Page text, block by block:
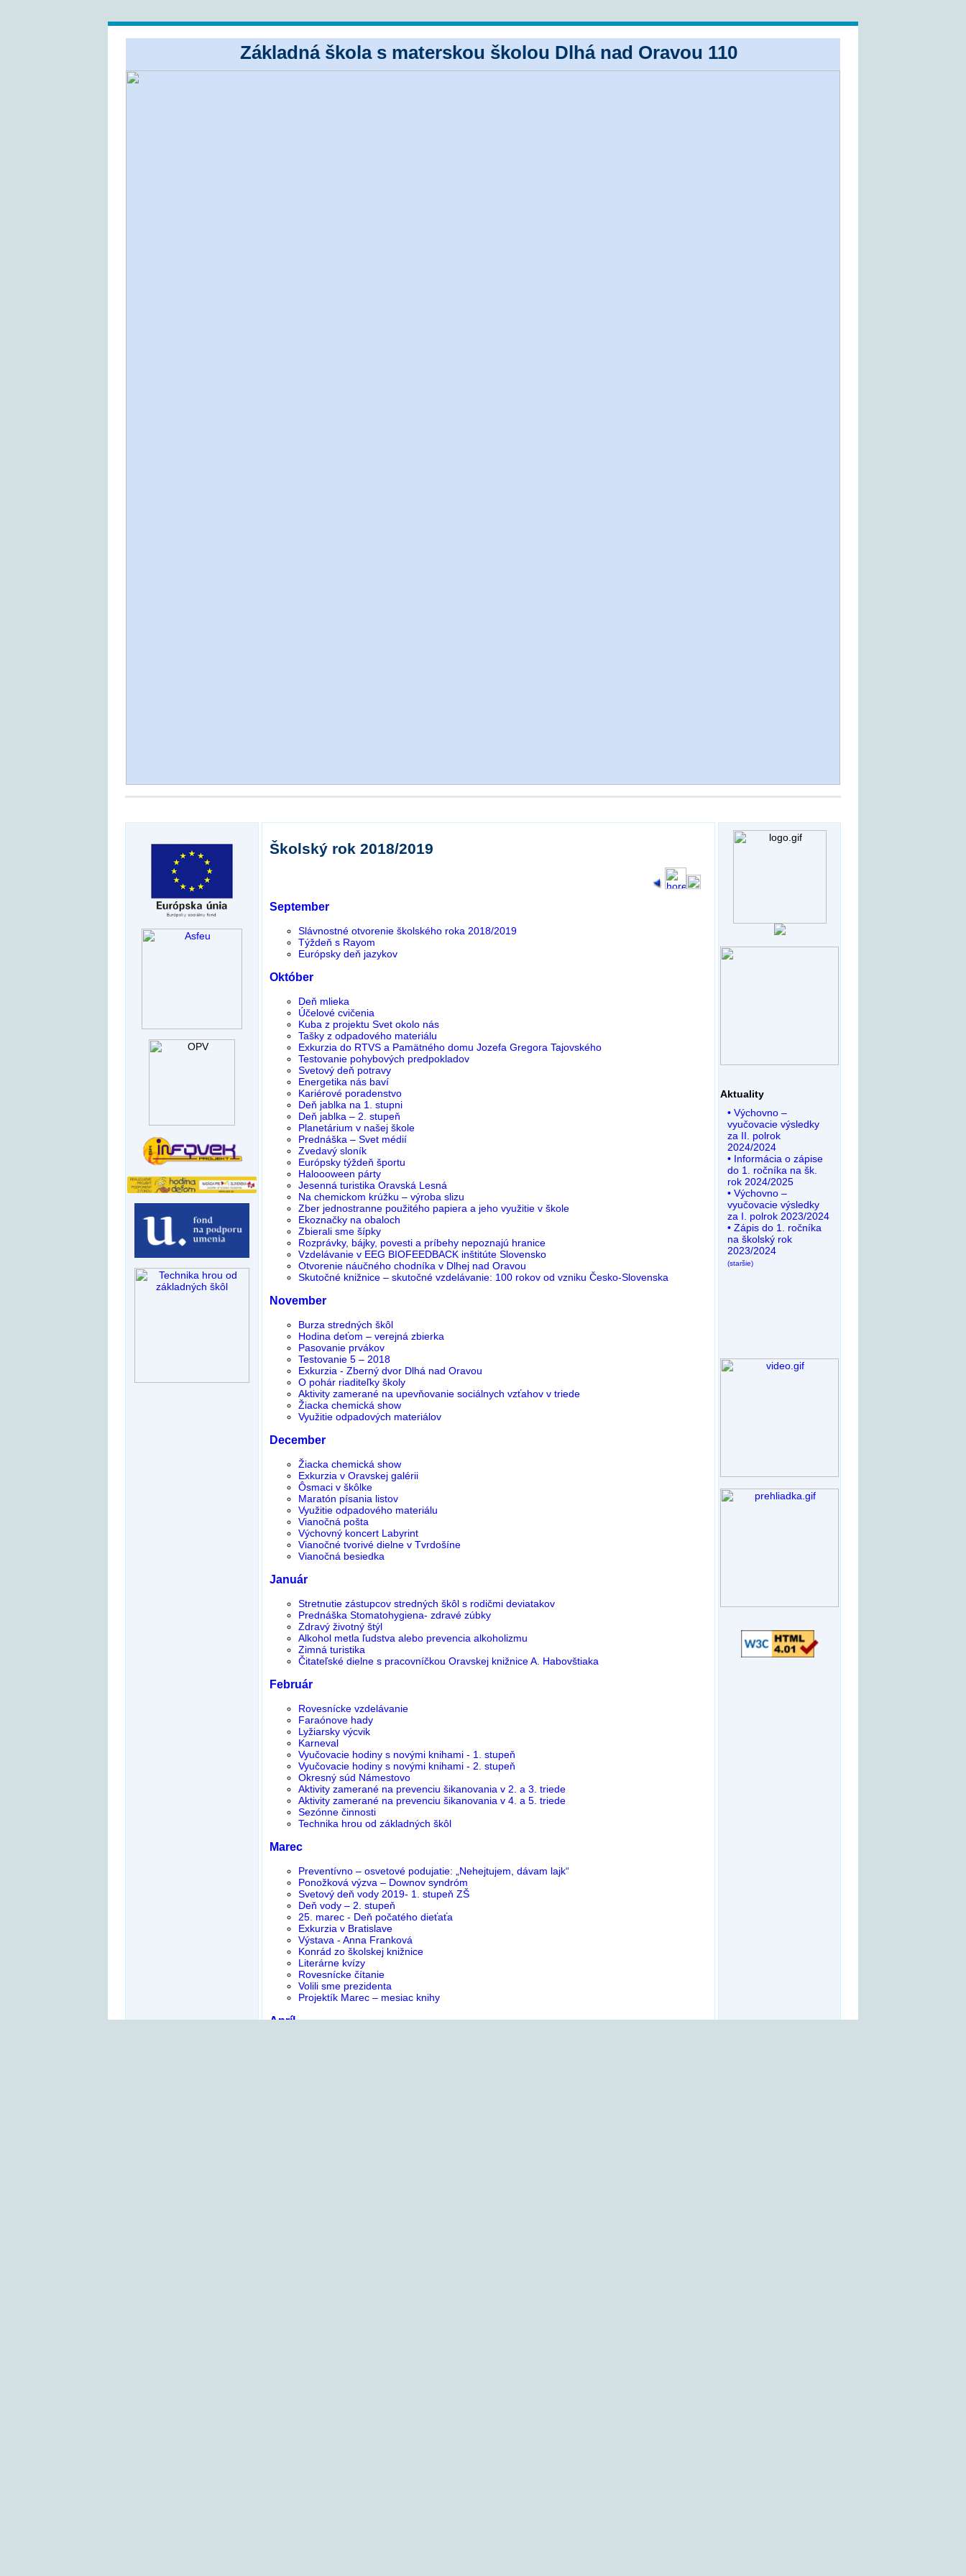
Základná škola s materskou školou Dlhá nad Oravou 110
Školský rok 2018/2019
September
Slávnostné otvorenie školského roka 2018/2019
Týždeň s Rayom
Európsky deň jazykov
Október
Deň mlieka
Účelové cvičenia
Kuba z projektu Svet okolo nás
Tašky z odpadového materiálu
Exkurzia do RTVS a Pamätného domu Jozefa Gregora Tajovského
Testovanie pohybových predpokladov
Svetový deň potravy
Energetika nás baví
Kariérové poradenstvo
Deň jablka na 1. stupni
Deň jablka – 2. stupeň
Planetárium v našej škole
Prednáška – Svet médií
Zvedavý sloník
Európsky týždeň športu
Haloooween párty
Jesenná turistika Oravská Lesná
Na chemickom krúžku – výroba slizu
Zber jednostranne použitého papiera a jeho využitie v škole
Ekoznačky na obaloch
Zbierali sme šípky
Rozprávky, bájky, povesti a príbehy nepoznajú hranice
Vzdelávanie v EEG BIOFEEDBACK inštitúte Slovensko
Otvorenie náučného chodníka v Dlhej nad Oravou
Skutočné knižnice – skutočné vzdelávanie: 100 rokov od vzniku Česko-Slovenska
November
Burza stredných škôl
Hodina deťom – verejná zbierka
Pasovanie prvákov
Testovanie 5 – 2018
Exkurzia - Zberný dvor Dlhá nad Oravou
O pohár riaditeľky školy
Aktivity zamerané na upevňovanie sociálnych vzťahov v triede
Žiacka chemická show
Využitie odpadových materiálov
December
Žiacka chemická show
Exkurzia v Oravskej galérii
Ôsmaci v škôlke
Maratón písania listov
Využitie odpadového materiálu
Vianočná pošta
Výchovný koncert Labyrint
Vianočné tvorivé dielne v Tvrdošíne
Vianočná besiedka
Január
Stretnutie zástupcov stredných škôl s rodičmi deviatakov
Prednáška Stomatohygiena- zdravé zúbky
Zdravý životný štýl
Alkohol metla ľudstva alebo prevencia alkoholizmu
Zimná turistika
Čitateľské dielne s pracovníčkou Oravskej knižnice A. Habovštiaka
Február
Rovesnícke vzdelávanie
Faraónove hady
Lyžiarsky výcvik
Karneval
Vyučovacie hodiny s novými knihami - 1. stupeň
Vyučovacie hodiny s novými knihami - 2. stupeň
Okresný súd Námestovo
Aktivity zamerané na prevenciu šikanovania v 2. a 3. triede
Aktivity zamerané na prevenciu šikanovania v 4. a 5. triede
Sezónne činnosti
Technika hrou od základných škôl
Marec
Preventívno – osvetové podujatie: „Nehejtujem, dávam lajk“
Ponožková výzva – Downov syndróm
Svetový deň vody 2019- 1. stupeň ZŠ
Deň vody – 2. stupeň
25. marec - Deň počatého dieťaťa
Exkurzia v Bratislave
Výstava - Anna Franková
Konrád zo školskej knižnice
Literárne kvízy
Rovesnícke čítanie
Volili sme prezidenta
Projektík Marec – mesiac knihy
Apríl
Aktuality
• Výchovno –
vyučovacie výsledky
za II. polrok
2024/2024
• Informácia o zápise
do 1. ročníka na šk.
rok 2024/2025
• Výchovno –
vyučovacie výsledky
za I. polrok 2023/2024
• Zápis do 1. ročníka
na školský rok
2023/2024
(staršie)